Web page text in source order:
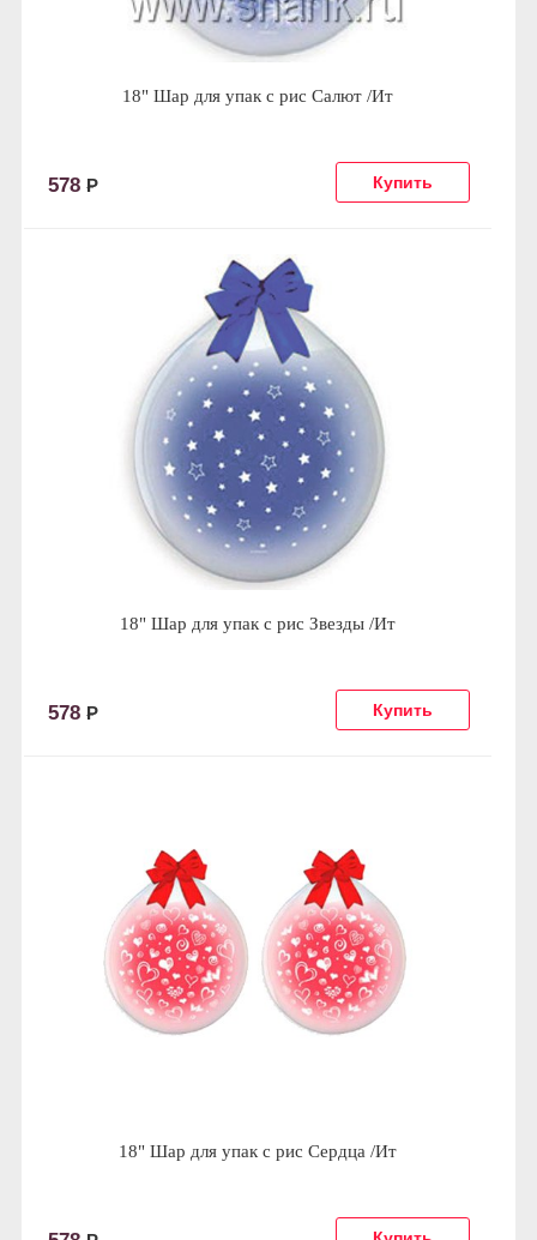
18" Шар для упак c рис Салют /Ит
578 Р
18" Шар для упак c рис Звезды /Ит
578 Р
18" Шар для упак c рис Сердца /Ит